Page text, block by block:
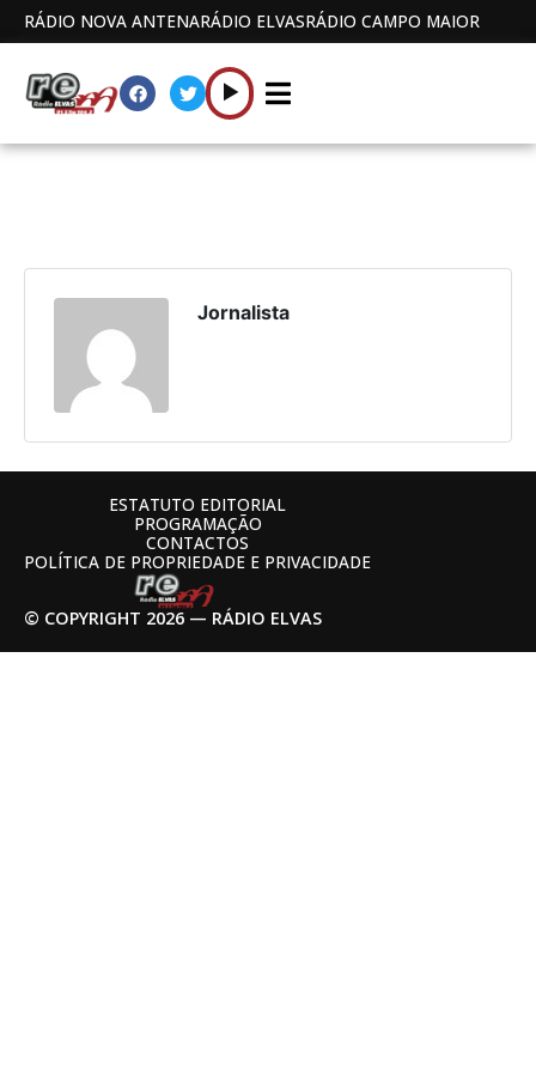
RÁDIO NOVA ANTENARÁDIO ELVASRÁDIO CAMPO MAIOR
Jornalista
© COPYRIGHT 2026 — RÁDIO ELVAS
ESTATUTO EDITORIAL
PROGRAMAÇÃO
CONTACTOS
POLÍTICA DE PROPRIEDADE E PRIVACIDADE